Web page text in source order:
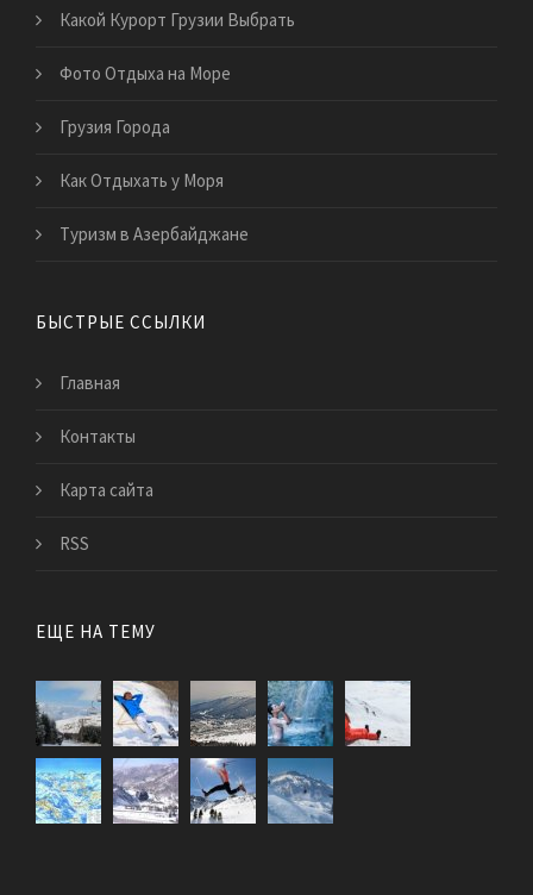
Какой Курорт Грузии Выбрать
Фото Отдыха на Море
Грузия Города
Как Отдыхать у Моря
Туризм в Азербайджане
БЫСТРЫЕ ССЫЛКИ
Главная
Контакты
Карта сайта
RSS
ЕЩЕ НА ТЕМУ